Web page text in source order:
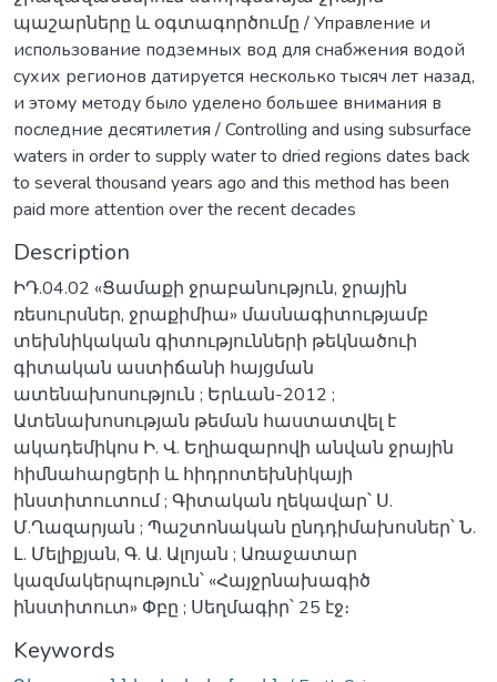
պաշարները և օգտագործումը / Управление и
использование подземных вод для снабжения водой
сухих регионов датируется несколько тысяч лет назад,
и этому методу было уделено большее внимания в
последние десятилетия / Controlling and using subsurface
waters in order to supply water to dried regions dates back
to several thousand years ago and this method has been
paid more attention over the recent decades
Description
ԻԴ.04.02 «Ցամաքի ջրաբանություն, ջրային
ռեսուրսներ, ջրաքիմիա» մասնագիտությամբ
տեխնիկական գիտությունների թեկնածուի
գիտական աստիճանի հայցման
ատենախոսություն ; Երևան-2012 ;
Ատենախոսության թեման հաստատվել է
ակադեմիկոս Ի. Վ. Եղիազարովի անվան ջրային
հիմնահարցերի և հիդրոտեխնիկայի
ինստիտուտում ; Գիտական ղեկավար՝ Ս.
Մ.Ղազարյան ; Պաշտոնական ընդդիմախոսներ՝ Ն.
Լ. Մելիքյան, Գ. Ա. Ալոյան ; Առաջատար
կազմակերպություն՝ «Հայջրնախագիծ
ինստիտուտ» Փբը ; Սեղմագիր՝ 25 էջ։
Keywords